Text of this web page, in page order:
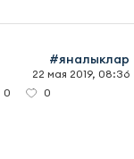
#яналыклар
22 мая 2019, 08:36
0 0